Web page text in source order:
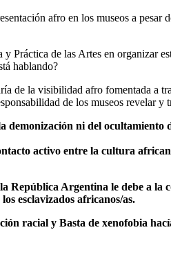
afro en los museos a
Práctica de las Artes en organizar
hablando?
de la visibilidad afro fomentada a
de los museos revelar
demonización ni del
activo entre la cultura
República Argentina le debe a
esclavizados africanos/as.
racial y Basta de xenofobia